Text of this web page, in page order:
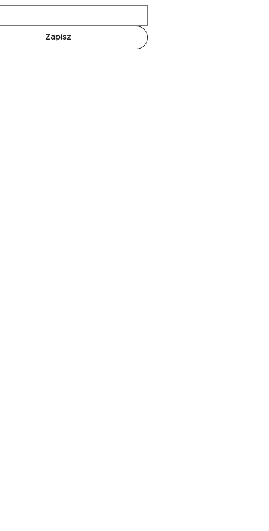
Zapisz